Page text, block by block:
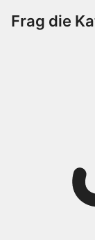
Frag die